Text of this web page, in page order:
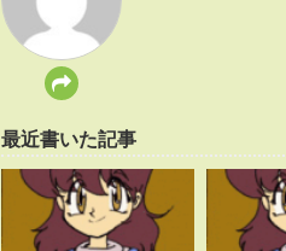
最近書いた記事